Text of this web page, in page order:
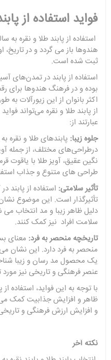
فواید استفاده از
استفاده از پابند طلا و نقره
هندوها باز می گردد و در تاریخ،
ثبت شده است.
استفاده از پابند در تمدن‌های
بوده و در فرهنگ هندوها برای
اکثر بانوان از این زیورآلات به
از پابند طلا و نقره می‌تواند
عبارتند از:
جلوه زیبا: پابندهای طلا و نقره
درطراحی‌های مختلف، از جمله
نگین عقیق، آویز طلا با یاقوت
طراحی های متنوع و جذاب
تأثیر سلامتی: استفاده از پابند
تأثیرگذار است. این موضوع
دلیل ظاهر زیبا و مد انتخاب می
سلامت افراد نیز کمک کنند.
تاریخچه منحصر به فرد: معنای
منحصر به فرد دارد. این نشان
یک محصول مد رسان و زیبا
عنصر فرهنگی و تاریخی نیز مورد
با توجه به این فواید، استفاده از
ظاهر و افزایش جذابیت کمک
و افزایش ارزش فرهنگی و
نکته آخر